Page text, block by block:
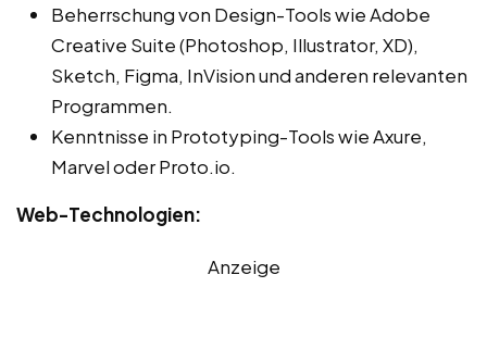
Beherrschung von Design-Tools wie Adobe
Creative Suite (Photoshop, Illustrator, XD),
Sketch, Figma, InVision und anderen relevanten
Programmen.
Kenntnisse in Prototyping-Tools wie Axure,
Marvel oder Proto.io.
Web-Technologien:
Anzeige